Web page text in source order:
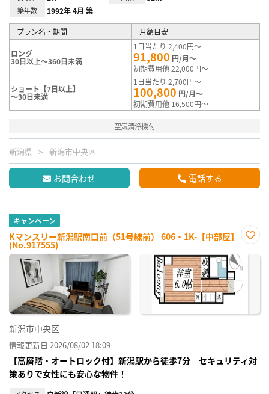
築年数 1992年 4月 築
プラン名・期間 月額目安
ロング
30日以上～360日未満
1日当たり 2,400円～
91,800 円/月～
初期費用他 22,000円～
ショート【7日以上】
～30日未満
1日当たり 2,700円～
100,800 円/月～
初期費用他 16,500円～
空気清浄機付
新潟県 新潟市中央区
お問合わせ 電話する
キャンペーン
Kマンスリー新潟駅南口前（51号線前） 606・1K-【中部屋】
(No.917555)
に入
り登
録
新潟市中央区
情報更新日 2026/08/02 18:09
【高層階・オートロック付】新潟駅から徒歩7分 セキュリティ対
策ありで女性にも安心な物件！